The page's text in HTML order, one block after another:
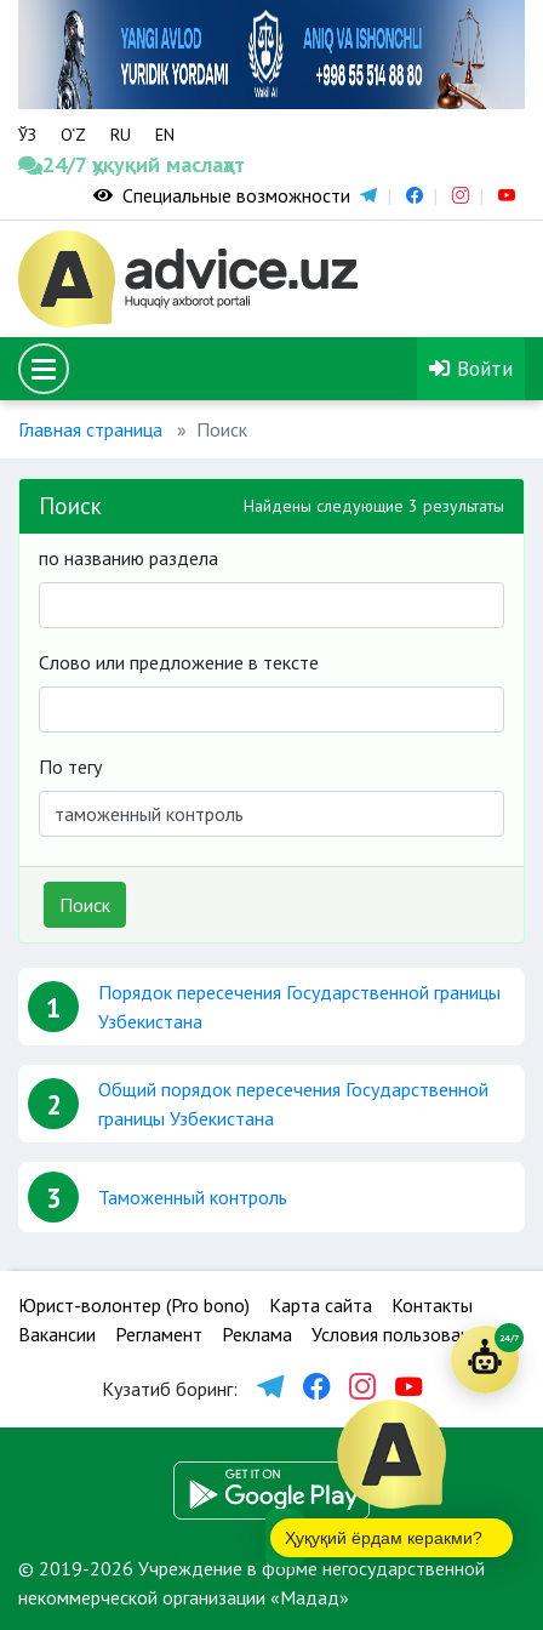
ЎЗ O‘Z RU EN
24/7 ҳуқуқий маслаҳат
Специальные возможности
Войти
Главная страница Поиск
Поиск Найдены следующие 3 результаты
по названию раздела
Слово или предложение в тексте
По тегу
Поиск
1
Порядок пересечения Государственной границы
Узбекистана
2
Общий порядок пересечения Государственной
границы Узбекистана
3 Таможенный контроль
Юрист-волонтер (Pro bono) Карта сайта
Контакты
Вакансии
Регламент Реклама Условия пользования
Кузатиб боринг:
© 2019-2026 Учреждение в форме негосударственной
некоммерческой организации «Мадад»
Ҳуқуқий ёрдам керакми?
24/7